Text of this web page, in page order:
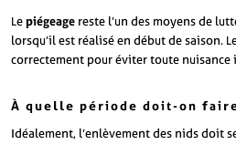
Lepiégeage reste l’un des moyens de
lorsqu’il est réalisé en début de saison.
correctement pour éviter toute nuisance
À quelle période doit-on
Idéalement, l’enlèvement des nids doit